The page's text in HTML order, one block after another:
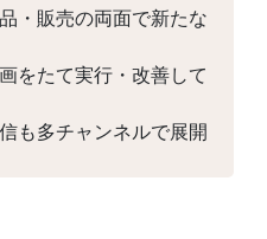
・販売の両面で新たな
をたて実行・改善して
も多チャンネルで展開